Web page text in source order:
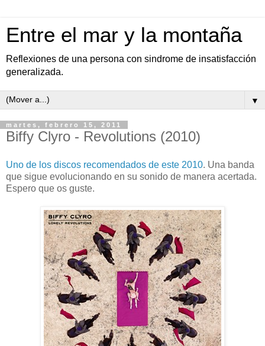
Entre el mar y la montaña
Reflexiones de una persona con sindrome de insatisfacción
generalizada.
▼
martes, febrero 15, 2011
Biffy Clyro - Revolutions (2010)
Uno de los discos recomendados de este 2010. Una banda
que sigue evolucionando en su sonido de manera acertada.
Espero que os guste.